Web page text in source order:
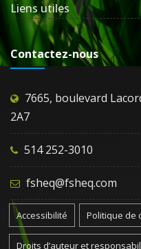
Liens utiles
Contactez-nous
7665, boulevard
2A7
514 252-3010
fsheq@fsheq.com
Accessibilité Politique de
Droits d’auteur et